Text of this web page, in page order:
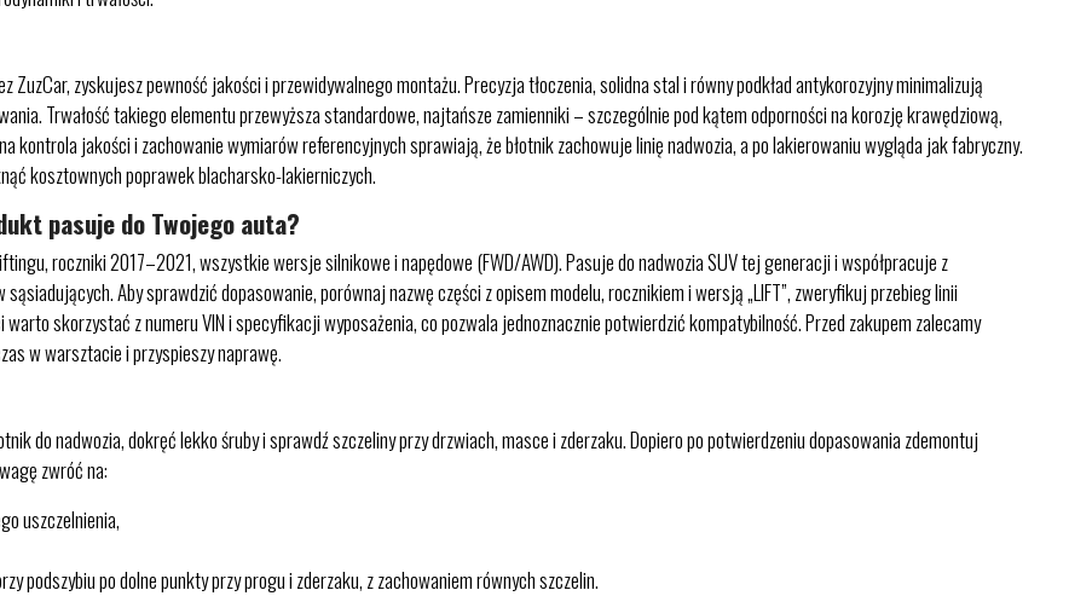
zyskujesz pewność jakości i przewidywalnego montażu. Precyzja tłoczenia, solidna stal i równy podkład antykorozyjny minimalizują
Trwałość takiego elementu przewyższa standardowe, najtańsze zamienniki – szczególnie pod kątem odporności na korozję krawędziową,
kontrola jakości i zachowanie wymiarów referencyjnych sprawiają, że błotnik zachowuje linię nadwozia, a po lakierowaniu wygląda jak fabryczny.
kosztownych poprawek blacharsko-lakierniczych.
pasuje do Twojego auta?
roczniki 2017–2021, wszystkie wersje silnikowe i napędowe (FWD/AWD). Pasuje do nadwozia SUV tej generacji i współpracuje z
Aby sprawdzić dopasowanie, porównaj nazwę części z opisem modelu, rocznikiem i wersją „LIFT”, zweryfikuj przebieg linii
skorzystać z numeru VIN i specyfikacji wyposażenia, co pozwala jednoznacznie potwierdzić kompatybilność. Przed zakupem zalecamy
w warsztacie i przyspieszy naprawę.
do nadwozia, dokręć lekko śruby i sprawdź szczeliny przy drzwiach, masce i zderzaku. Dopiero po potwierdzeniu dopasowania zdemontuj
zwróć na:
uszczelnienia,
podszybiu po dolne punkty przy progu i zderzaku, z zachowaniem równych szczelin.